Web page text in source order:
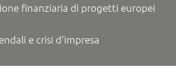
finanziaria di progetti europei
e crisi d'impresa